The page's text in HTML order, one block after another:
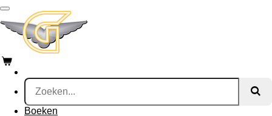
Ga
direct
naar
hoofdinhoud
Boeken